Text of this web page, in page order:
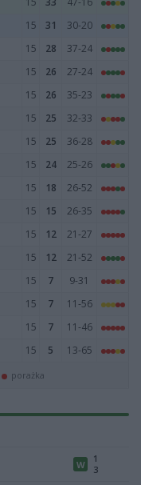
15 31
30-20
15 28
37-24
15 26
27-24
15 26
35-23
15 25
32-33
15 25
36-28
15 24
25-26
15 18
26-52
15 15
26-35
15 12
21-27
15 12
21-52
15 7
9-31
15 7
11-56
15 7
11-46
15 5 13-65
porażka
W
1
3